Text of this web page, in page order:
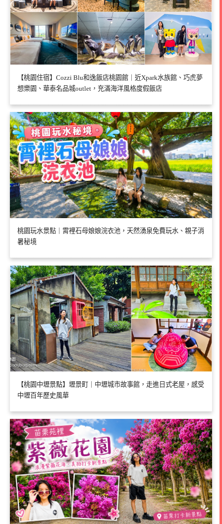
【桃園住宿】Cozzi Blu和逸飯店桃園館｜近Xpark水族館、巧虎夢
想樂園、華泰名品城outlet，充滿海洋風格度假飯店
桃園玩水景點｜霄裡石母娘娘浣衣池，天然湧泉免費玩水、親子消
暑秘境
【桃園中壢景點】壢景町｜中壢城市故事館，走進日式老屋，感受
中壢百年歷史風華